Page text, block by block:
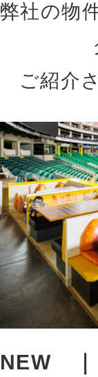
弊社の物
ご紹介
NEW